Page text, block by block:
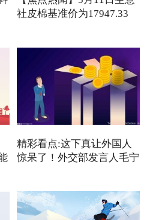
社皮棉基准价为17947.33
精彩看点:这下真让外国人
惊呆了！外交部发言人毛宁